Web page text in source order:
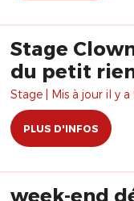
Stage
du petit
Stage | Mis à jour il y a
PLUS D'INFOS
week-end